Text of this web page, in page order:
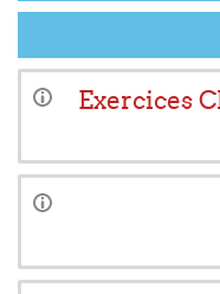
Exercices